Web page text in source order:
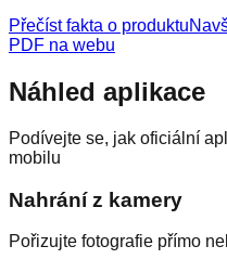
Přečíst fakta o produktu
PDF na webu
Náhled aplikace
Podívejte se, jak oficiální
mobilu
Nahrání z kamery
Pořizujte fotografie přímo